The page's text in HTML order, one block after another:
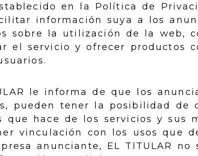
en la Política de
información suya a los
sobre la utilización de la web,
el servicio y ofrecer productos
le informa de que los
pueden tener la posibilidad de
que hace de los servicios y sus
vinculación con los usos que
anunciante, EL TITULAR no